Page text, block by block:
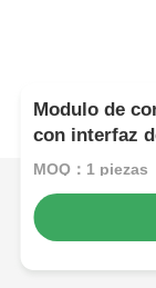
Modulo de
con interfaz
MOQ：1 piezas